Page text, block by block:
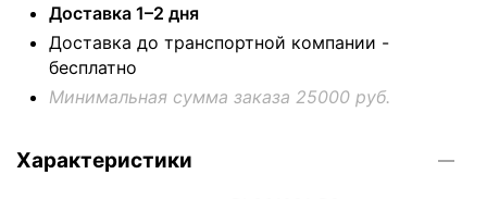
Доставка 1–2 дня
Доставка до транспортной компании -
бесплатно
Минимальная сумма заказа 25000 руб.
Характеристики